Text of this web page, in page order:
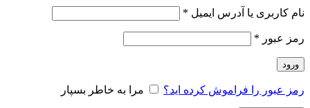
نام کاربری یا آدرس ایمیل *
رمز عبور *
ورود
رمز عبور را فراموش کرده اید؟ مرا به خاطر بسپار